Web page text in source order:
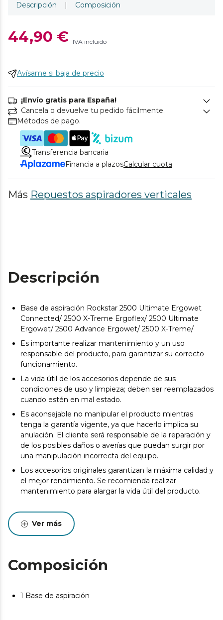
Descripción | Composición
44,90 € IVA incluido
Avísame si baja de precio
¡Envío gratis para España!
Cancela o devuelve tu pedido fácilmente.
Métodos de pago.
Transferencia bancaria
Financia a plazosCalcular cuota
Más Repuestos aspiradores verticales
Descripción
Base de aspiración Rockstar 2500 Ultimate Ergowet
Connected/ 2500 X-Treme Ergoflex/ 2500 Ultimate
Ergowet/ 2500 Advance Ergowet/ 2500 X-Treme/
Es importante realizar mantenimiento y un uso
responsable del producto, para garantizar su correcto
funcionamiento.
La vida útil de los accesorios depende de sus
condiciones de uso y limpieza; deben ser reemplazados
cuando estén en mal estado.
Es aconsejable no manipular el producto mientras
tenga la garantía vigente, ya que hacerlo implica su
anulación. El cliente será responsable de la reparación y
de los posibles daños o averías que puedan surgir por
una manipulación incorrecta del equipo.
Los accesorios originales garantizan la máxima calidad y
el mejor rendimiento. Se recomienda realizar
mantenimiento para alargar la vida útil del producto.
Ver más
Composición
1 Base de aspiración